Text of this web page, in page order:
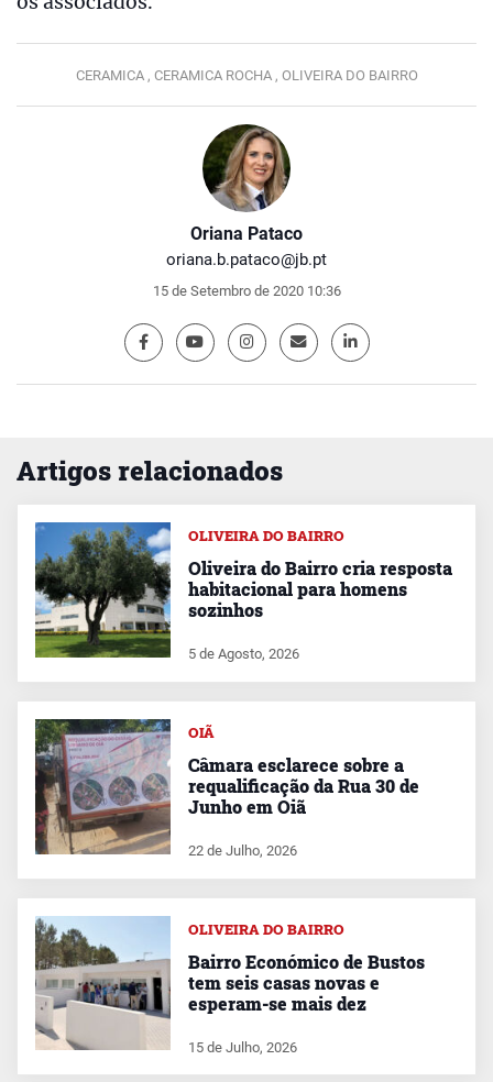
Oriana Pataco
oriana.b.pataco@jb.pt
15 de Setembro de 2020 10:36
CERAMICA , CERAMICA ROCHA , OLIVEIRA DO BAIRRO
Artigos relacionados
OLIVEIRA DO BAIRRO
Oliveira do Bairro cria resposta
habitacional para homens
sozinhos
5 de Agosto, 2026
OIÃ
Câmara esclarece sobre a
requalificação da Rua 30 de
Junho em Oiã
22 de Julho, 2026
OLIVEIRA DO BAIRRO
Bairro Económico de Bustos
tem seis casas novas e
esperam-se mais dez
15 de Julho, 2026